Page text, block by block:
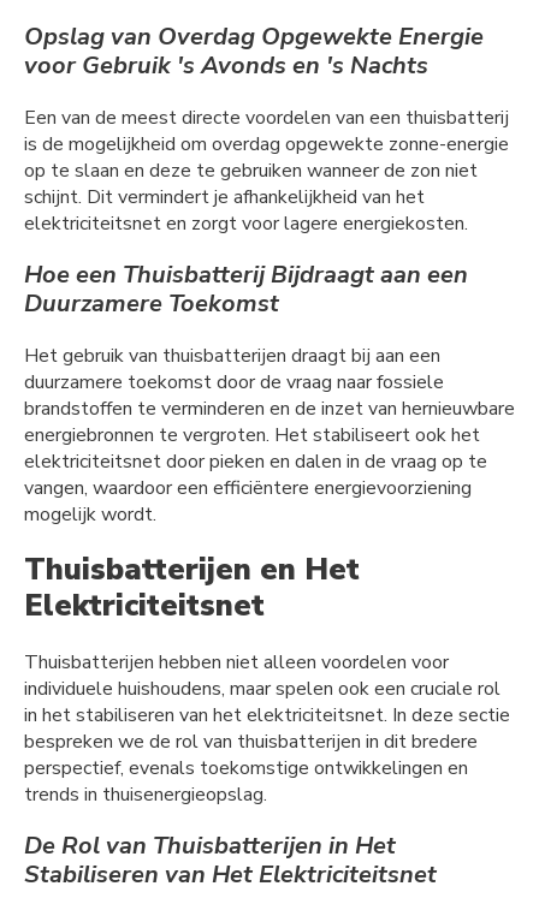
Opslag van Overdag Opgewekte Energie
voor Gebruik 's Avonds en 's Nachts
Een van de meest directe voordelen van een thuisbatterij
is de mogelijkheid om overdag opgewekte zonne-energie
op te slaan en deze te gebruiken wanneer de zon niet
schijnt. Dit vermindert je afhankelijkheid van het
elektriciteitsnet en zorgt voor lagere energiekosten.
Hoe een Thuisbatterij Bijdraagt aan een
Duurzamere Toekomst
Het gebruik van thuisbatterijen draagt bij aan een
duurzamere toekomst door de vraag naar fossiele
brandstoffen te verminderen en de inzet van hernieuwbare
energiebronnen te vergroten. Het stabiliseert ook het
elektriciteitsnet door pieken en dalen in de vraag op te
vangen, waardoor een efficiëntere energievoorziening
mogelijk wordt.
Thuisbatterijen en Het
Elektriciteitsnet
Thuisbatterijen hebben niet alleen voordelen voor
individuele huishoudens, maar spelen ook een cruciale rol
in het stabiliseren van het elektriciteitsnet. In deze sectie
bespreken we de rol van thuisbatterijen in dit bredere
perspectief, evenals toekomstige ontwikkelingen en
trends in thuisenergieopslag.
De Rol van Thuisbatterijen in Het
Stabiliseren van Het Elektriciteitsnet